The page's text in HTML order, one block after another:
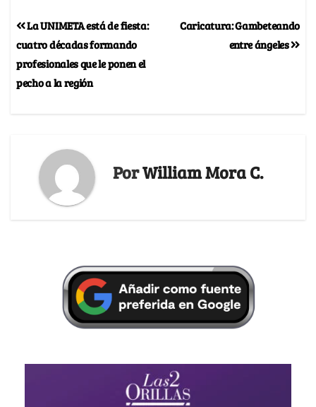
Caricatura: Gambeteando
entre ángeles
La UNIMETA está de fiesta:
cuatro décadas formando
profesionales que le ponen el
pecho a la región
PorWilliam Mora C.